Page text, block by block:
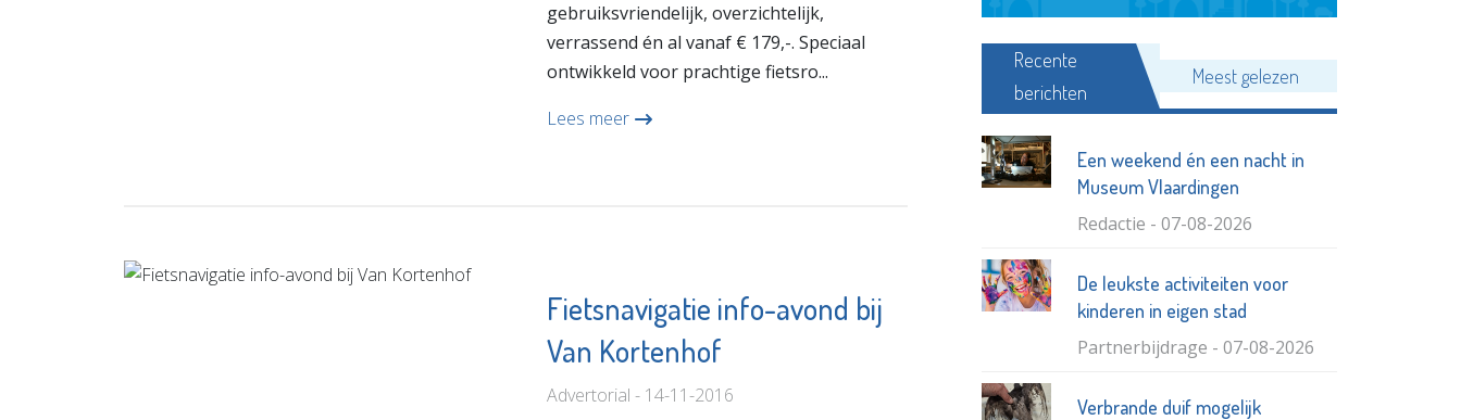
gebruiksvriendelijk, overzichtelijk,
verrassend én al vanaf € 179,-. Speciaal
ontwikkeld voor prachtige fietsro...
Lees meer
Fietsnavigatie info-avond bij
Van Kortenhof
Advertorial - 14-11-2016
Recente
berichten
Meest gelezen
Een weekend én een nacht in
Museum Vlaardingen
Redactie - 07-08-2026
De leukste activiteiten voor
kinderen in eigen stad
Partnerbijdrage - 07-08-2026
Verbrande duif mogelijk